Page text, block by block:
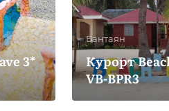
3*
Бантаян
Курорт
VB-BPR3